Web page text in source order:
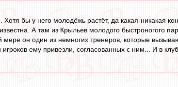
бы у него молодёжь растёт, да какая-никакая
А там из Крыльев молодого быстроногого
мере он один из немногих тренеров, которые
ему привезли, согласованных с ним... И в